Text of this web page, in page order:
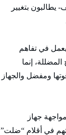
بتغيير
في تفاهم
إنما
ومفضل والجهاز
جهاز
في أقلام “ضلت”